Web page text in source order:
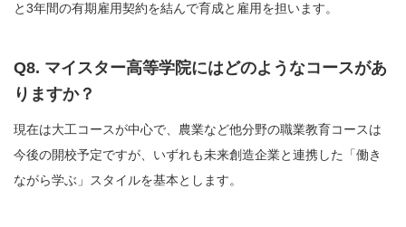
と3年間の有期雇用契約を結んで育成と雇用を担います。
Q8. マイスター高等学院にはどのようなコースがあ
りますか？
現在は大工コースが中心で、農業など他分野の職業教育コースは
今後の開校予定ですが、いずれも未来創造企業と連携した「働き
ながら学ぶ」スタイルを基本とします。